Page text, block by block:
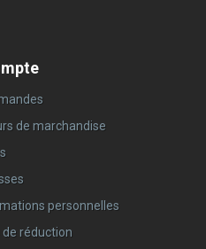
de marchandise
personnelles
de réduction